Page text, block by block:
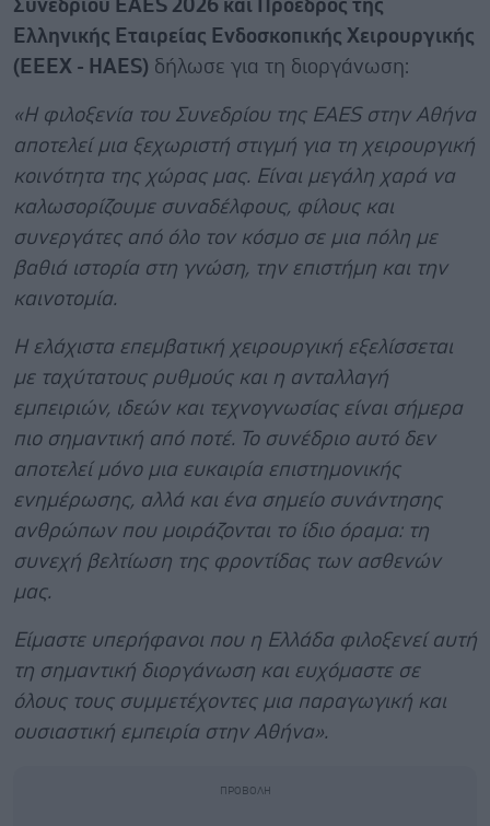
Συνεδρίου EAES 2026 και Πρόεδρος της
Ελληνικής Εταιρείας Ενδοσκοπικής Χειρουργικής
(ΕΕΕΧ - HAES) δήλωσε για τη διοργάνωση:
«Η φιλοξενία του Συνεδρίου της EAES στην Αθήνα
αποτελεί μια ξεχωριστή στιγμή για τη χειρουργική
κοινότητα της χώρας μας. Είναι μεγάλη χαρά να
καλωσορίζουμε συναδέλφους, φίλους και
συνεργάτες από όλο τον κόσμο σε μια πόλη με
βαθιά ιστορία στη γνώση, την επιστήμη και την
καινοτομία.
Η ελάχιστα επεμβατική χειρουργική εξελίσσεται
με ταχύτατους ρυθμούς και η ανταλλαγή
εμπειριών, ιδεών και τεχνογνωσίας είναι σήμερα
πιο σημαντική από ποτέ. Το συνέδριο αυτό δεν
αποτελεί μόνο μια ευκαιρία επιστημονικής
ενημέρωσης, αλλά και ένα σημείο συνάντησης
ανθρώπων που μοιράζονται το ίδιο όραμα: τη
συνεχή βελτίωση της φροντίδας των ασθενών
μας.
Είμαστε υπερήφανοι που η Ελλάδα φιλοξενεί αυτή
τη σημαντική διοργάνωση και ευχόμαστε σε
όλους τους συμμετέχοντες μια παραγωγική και
ουσιαστική εμπειρία στην Αθήνα».